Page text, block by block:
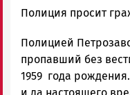
admintimur
Петрозаводска
и
Карелии
|
Полиция просит
Полицией
пропавший без
1959 года